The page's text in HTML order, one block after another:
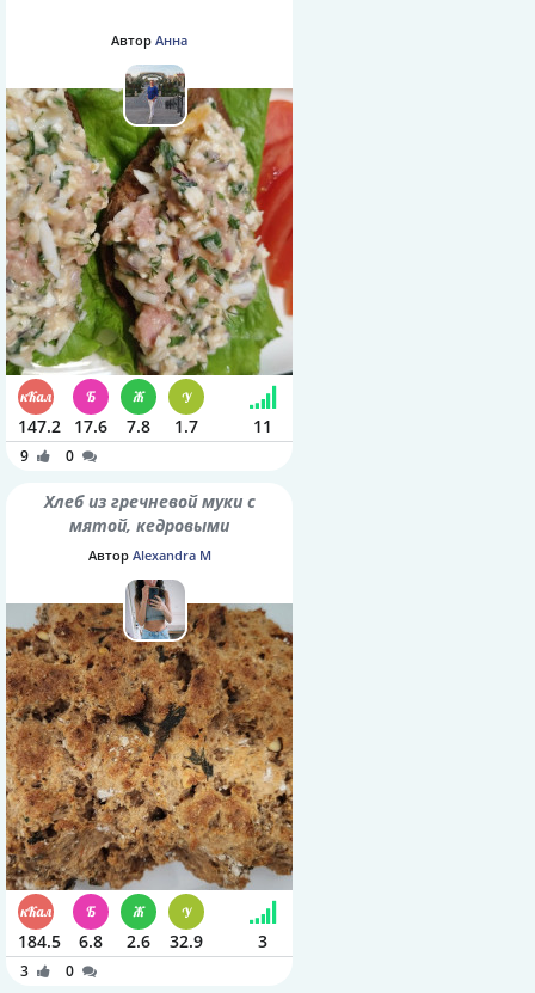
Автор Анна
147.2 17.6 7.8 1.7 11
9 0
Хлеб из гречневой муки с
мятой, кедровыми
орешками и семенами
Автор Alexandra M
184.5 6.8 2.6 32.9 3
3 0